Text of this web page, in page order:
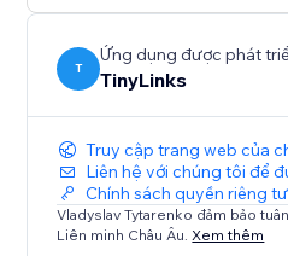
T
Ứng dụng được phát
TinyLinks
Truy cập trang web của
Liên hệ với chúng tôi để
Chính sách quyền riêng tư
Vladyslav Tytarenko đảm bảo
Liên minh Châu Âu. Xem thêm